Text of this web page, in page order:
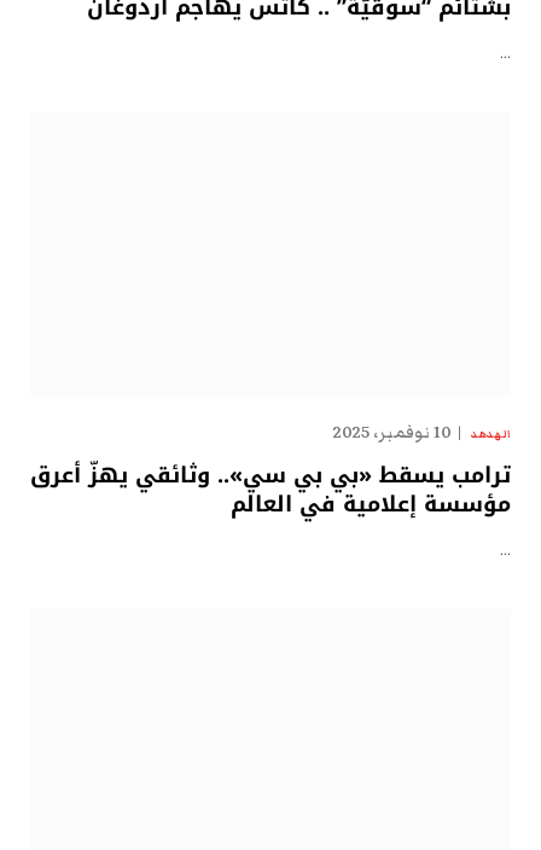
…
الهدهد 10 نوفمبر، 2025
ترامب يسقط «بي بي سي».. وثائقي يهزّ أعرق
مؤسسة إعلامية في العالم
…